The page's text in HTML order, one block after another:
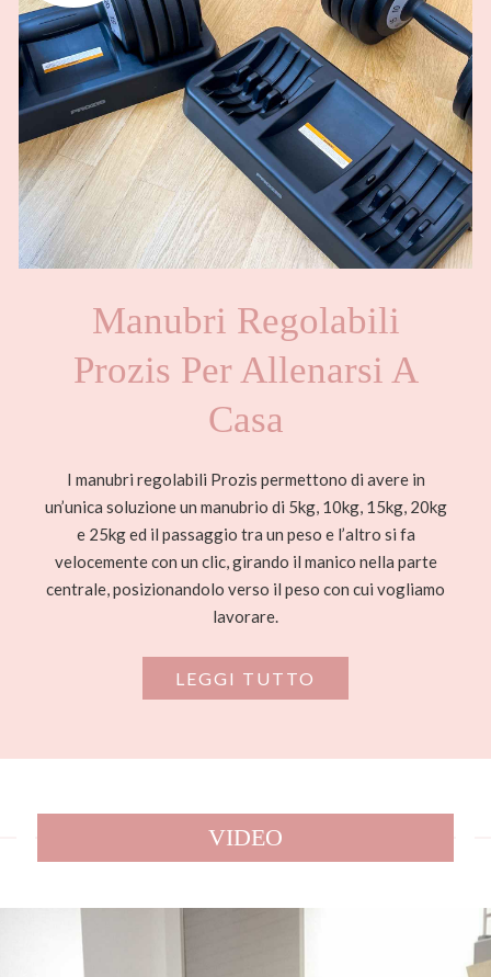
Manubri Regolabili
Prozis Per Allenarsi A
Casa
I manubri regolabili Prozis permettono di avere in
un’unica soluzione un manubrio di 5kg, 10kg, 15kg, 20kg
e 25kg ed il passaggio tra un peso e l’altro si fa
velocemente con un clic, girando il manico nella parte
centrale, posizionandolo verso il peso con cui vogliamo
lavorare.
LEGGI TUTTO
VIDEO